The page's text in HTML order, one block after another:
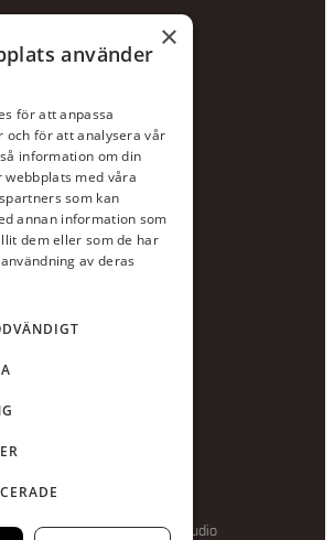
0
00
av Gota Media Brand Studio
×
använder
för att anpassa
och för att analysera vår
information om din
webbplats med våra
som kan
annan information som
dem eller som de har
av deras